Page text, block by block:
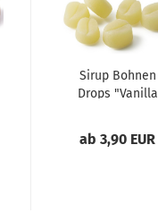
Sirup Bohnen
Drops "Vanilla
ab 3,90 EUR